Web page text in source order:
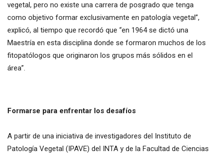
vegetal, pero no existe una carrera de posgrado que tenga
como objetivo formar exclusivamente en patología vegetal”,
explicó, al tiempo que recordó que “en 1964 se dictó una
Maestría en esta disciplina donde se formaron muchos de los
fitopatólogos que originaron los grupos más sólidos en el
área”.
Formarse para enfrentar los desafíos
A partir de una iniciativa de investigadores del Instituto de
Patología Vegetal (IPAVE) del INTA y de la Facultad de Ciencias